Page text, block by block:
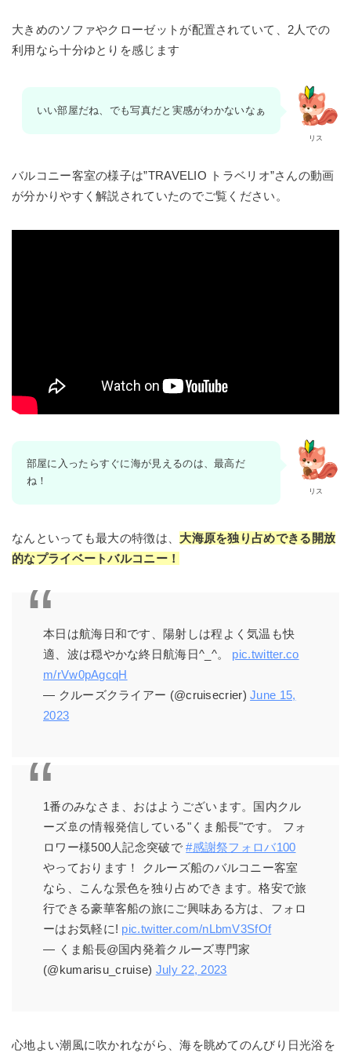
大きめのソファやクローゼットが配置されていて、2人での
利用なら十分ゆとりを感じます
リス
いい部屋だね、でも写真だと実感がわかないなぁ
バルコニー客室の様子は”TRAVELIO トラベリオ”さんの動画
が分かりやすく解説されていたのでご覧ください。
リス
部屋に入ったらすぐに海が見えるのは、最高だ
ね！
なんといっても最大の特徴は、 大海原を独り占めできる開放
的なプライベートバルコニー！
本日は航海日和です、陽射しは程よく気温も快
適、波は穏やかな終日航海日^_^。 pic.twitter.co
m/rVw0pAgcqH
— クルーズクライアー (@cruisecrier)June 15,
2023
1番のみなさま、おはようございます。国内クル
ーズ🚢の情報発信している"くま船長"です。 フォ
ロワー様500人記念突破で#感謝祭フォロバ100
やっております！ クルーズ船のバルコニー客室
なら、こんな景色を独り占めできます。格安で旅
行できる豪華客船の旅にご興味ある方は、フォロ
ーはお気軽に! pic.twitter.com/nLbmV3SfOf
— くま船長@国内発着クルーズ専門家
(@kumarisu_cruise) July 22, 2023
心地よい潮風に吹かれながら、海を眺めてのんびり日光浴を